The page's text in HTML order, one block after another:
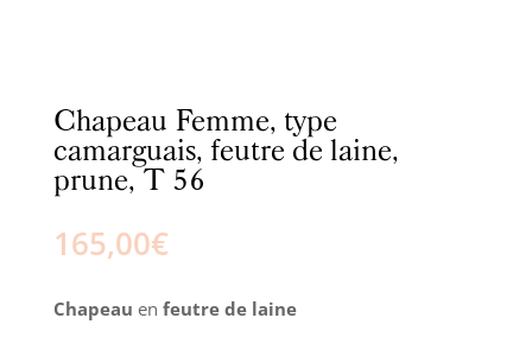
Chapeau Femme, type
camarguais, feutre de laine,
prune, T 56
165,00€
Chapeau en feutre de laine